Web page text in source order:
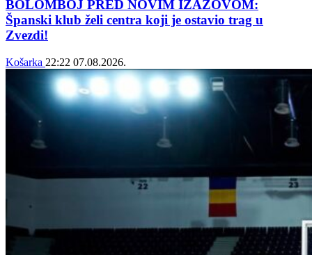
BOLOMBOJ PRED NOVIM IZAZOVOM:
Španski klub želi centra koji je ostavio trag u
Zvezdi!
Košarka 22:22 07.08.2026.